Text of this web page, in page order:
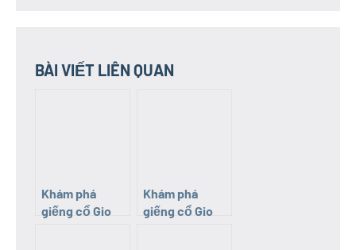
BÀI VIẾT LIÊN QUAN
Khám phá
giếng cổ Gio
Khám phá
giếng cổ Gio